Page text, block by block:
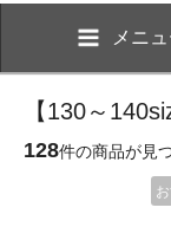
メニ
【130～
128件の商品が見